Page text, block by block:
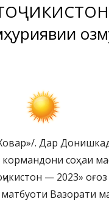
. Дар
кормандони соҳаи
— 2023»
Вазорати